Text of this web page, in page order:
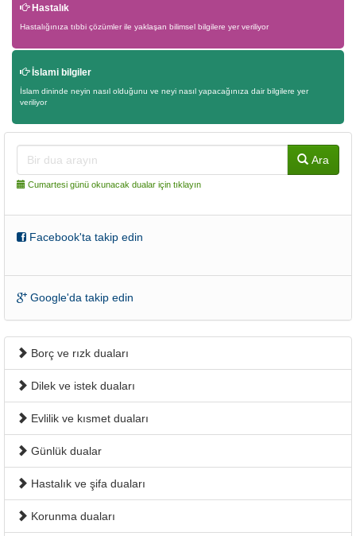
Hastalık
Hastalığınıza tıbbi çözümler ile yaklaşan bilimsel bilgilere yer veriliyor
İslami bilgiler
İslam dininde neyin nasıl olduğunu ve neyi nasıl yapacağınıza dair bilgilere yer
veriliyor
Ara
Cumartesi günü okunacak dualar için tıklayın
Facebook'ta takip edin
Google'da takip edin
Borç ve rızk duaları
Dilek ve istek duaları
Evlilik ve kısmet duaları
Günlük dualar
Hastalık ve şifa duaları
Korunma duaları